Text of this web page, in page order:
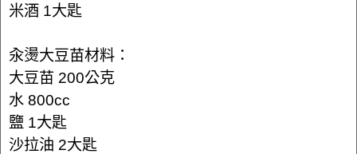
米酒 1大匙
汆燙大豆苗材料：
大豆苗 200公克
水 800cc
鹽 1大匙
沙拉油 2大匙